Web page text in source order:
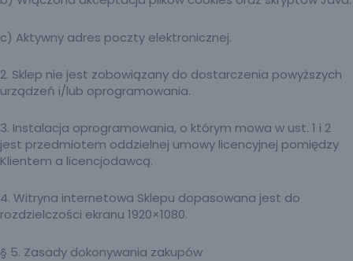
c) Aktywny adres poczty elektronicznej.
2. Sklep nie jest zobowiązany do dostarczenia powyższych
urządzeń i/lub oprogramowania.
3. Instalacja oprogramowania, o którym mowa w ust. 1 i 2
jest przedmiotem oddzielnej umowy licencyjnej pomiędzy
Klientem a licencjodawcą.
4. Witryna internetowa Sklepu dopasowana jest do
rozdzielczości ekranu 1920×1080.
§ 5. Zasady dokonywania zakupów